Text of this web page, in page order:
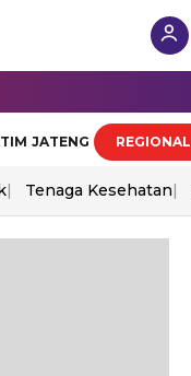
JATENG REGIONAL
Tenaga Kesehatan